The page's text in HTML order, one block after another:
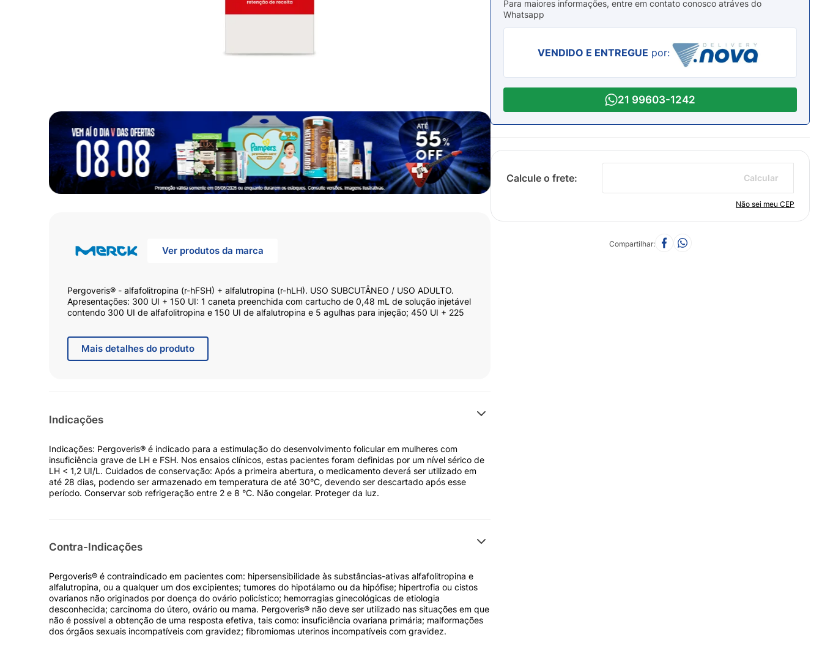
Para maiores informações, entre em contato conosco atráves do
Whatsapp
VENDIDO E ENTREGUE por:
21 99603-1242
Não sei meu CEP
Calcular
Compartilhar
Ver produtos da marca
Pergoveris® - alfafolitropina (r-hFSH) + alfalutropina (r-hLH). USO SUBCUTÂNEO / USO ADULTO.
Apresentações: 300 UI + 150 UI: 1 caneta preenchida com cartucho de 0,48 mL de solução injetável
contendo 300 UI de alfafolitropina e 150 UI de alfalutropina e 5 agulhas para injeção; 450 UI + 225
alfafolitropina e 225 UI de alfalutropina e 7 agulhas para injeção; 900 UI + 450 UI: 1 caneta
preenchida com cartucho de 1,44 mL de solução injetável contendo 900 UI de alfafolitropina e 450
UI de alfalutropina e 14 agulhas para injeção.
Mais detalhes do produto
Indicações
Indicações: Pergoveris® é indicado para a estimulação do desenvolvimento folicular em mulheres com
insuficiência grave de LH e FSH. Nos ensaios clínicos, estas pacientes foram definidas por um nível sérico de
LH < 1,2 UI/L. Cuidados de conservação: Após a primeira abertura, o medicamento deverá ser utilizado em
até 28 dias, podendo ser armazenado em temperatura de até 30°C, devendo ser descartado após esse
período. Conservar sob refrigeração entre 2 e 8 °C. Não congelar. Proteger da luz.
Contra-Indicações
Pergoveris® é contraindicado em pacientes com: hipersensibilidade às substâncias-ativas alfafolitropina e
alfalutropina, ou a qualquer um dos excipientes; tumores do hipotálamo ou da hipófise; hipertrofia ou cistos
ovarianos não originados por doença do ovário policístico; hemorragias ginecológicas de etiologia
desconhecida; carcinoma do útero, ovário ou mama. Pergoveris® não deve ser utilizado nas situações em que
não é possível a obtenção de uma resposta efetiva, tais como: insuficiência ovariana primária; malformações
dos órgãos sexuais incompatíveis com gravidez; fibromiomas uterinos incompatíveis com gravidez.